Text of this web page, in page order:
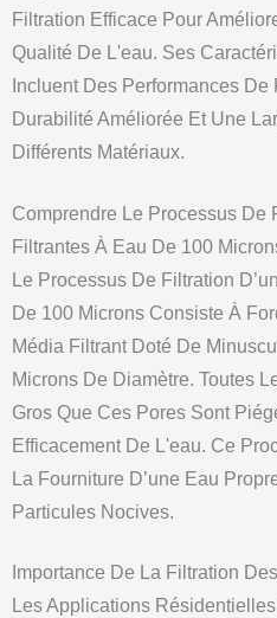
Filtration Efficace Pour
Qualité De L'eau. Ses
Incluent Des Performances
Durabilité Améliorée Et Une
Différents Matériaux.
Comprendre Le Processus De
Filtrantes À Eau De 100
Le Processus De Filtration
De 100 Microns Consiste À
Média Filtrant Doté De
Microns De Diamètre. Toutes
Gros Que Ces Pores Sont
Efficacement De L'eau. Ce
La Fourniture D’une Eau
Particules Nocives.
Importance De La Filtration
Les Applications